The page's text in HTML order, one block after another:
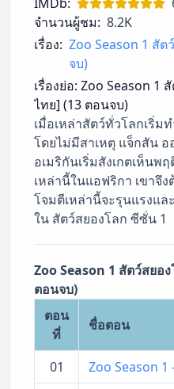
จำนวนผู้ชม: 8.2K
เรื่อง: Zoo Season 1 สั
จบ)
เรื่องย่อ: Zoo Season 1
ไทย] (13 ตอนจบ)
เมื่อเหล่าสัตว์ทั่วโลกเริ่ม
โดยไม่มีสาเหตุ แจ็กสัน
อเมริกันเริ่มสังเกตเห็นพ
เหล่านี้ในแอฟริกา เขาจึ
โจมตีเหล่านี้จะรุนแรงแ
ใน สัตว์สยองโลก ซีซั่น 1
Zoo Season 1 สัตว์สยอ
ตอนจบ)
ตอน
ที่
ชื่อตอน
01
Zoo Season 1